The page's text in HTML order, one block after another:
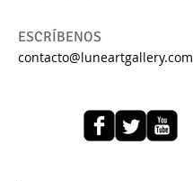
ESCRÍBENOS
contacto@luneartgallery.com